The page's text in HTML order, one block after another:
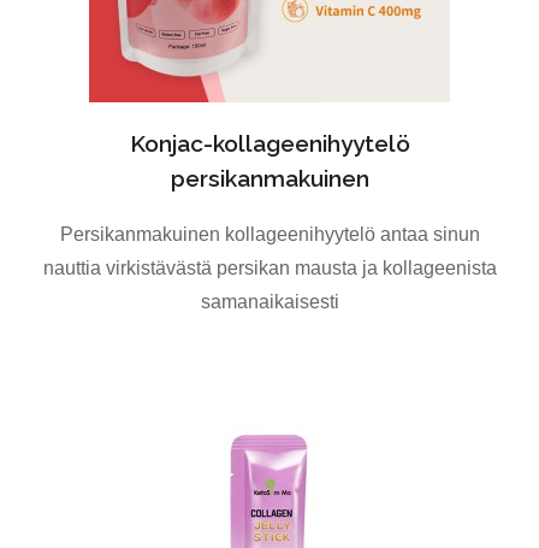
Konjac-kollageenihyytelö
persikanmakuinen
Persikanmakuinen kollageenihyytelö antaa sinun
nauttia virkistävästä persikan mausta ja kollageenista
samanaikaisesti